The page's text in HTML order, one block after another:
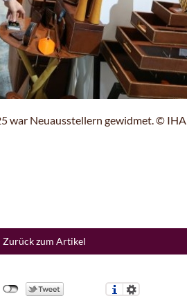
war Neuausstellern gewidmet. © IHA
Zurück zum Artikel